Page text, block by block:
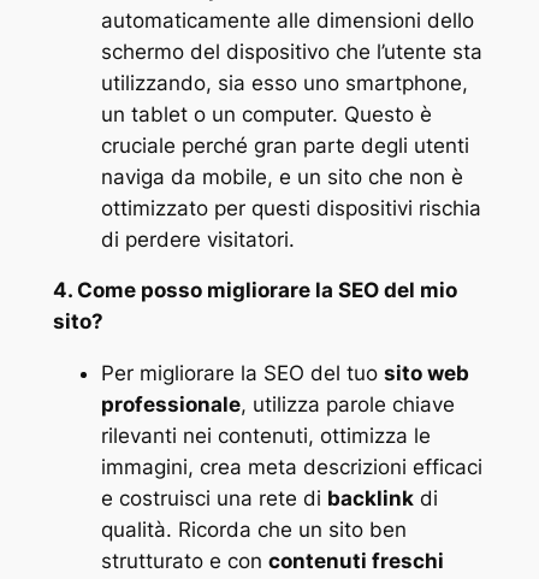
automaticamente alle dimensioni dello
schermo del dispositivo che l’utente sta
utilizzando, sia esso uno smartphone,
un tablet o un computer. Questo è
cruciale perché gran parte degli utenti
naviga da mobile, e un sito che non è
ottimizzato per questi dispositivi rischia
di perdere visitatori​.
4. Come posso migliorare la SEO del mio
sito?
Per migliorare la SEO del tuo sito web
professionale, utilizza parole chiave
rilevanti nei contenuti, ottimizza le
immagini, crea meta descrizioni efficaci
e costruisci una rete di backlinkdi
qualità. Ricorda che un sito ben
strutturato e con contenuti freschi